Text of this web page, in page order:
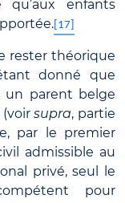
qu’aux enfants
[17]
rester théorique
donné que
un parent belge
(voirsupra, partie
par le premier
admissible au
privé, seul le
pour